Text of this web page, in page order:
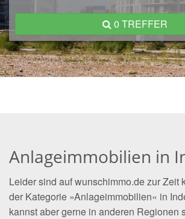
0 TREFFER
Anlageimmobilien in
Leider sind auf wunschimmo.de zur Zeit
der Kategorie »Anlageimmobilien« in
kannst aber gerne in anderen Regionen